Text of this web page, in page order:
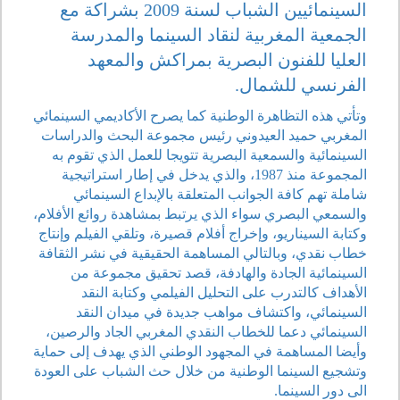
السينمائيين الشباب لسنة 2009 بشراكة مع
الجمعية المغربية لنقاد السينما والمدرسة
العليا للفنون البصرية بمراكش والمعهد
الفرنسي للشمال.
وتأتي هذه التظاهرة الوطنية كما يصرح الأكاديمي السينمائي
المغربي حميد العيدوني رئيس مجموعة البحث والدراسات
السينمائية والسمعية البصرية تتويجا للعمل الذي تقوم به
المجموعة منذ 1987، والذي يدخل في إطار استراتيجية
شاملة تهم كافة الجوانب المتعلقة بالإبداع السينمائي
والسمعي البصري سواء الذي يرتبط بمشاهدة روائع الأفلام،
وكتابة السيناريو، وإخراج أفلام قصيرة، وتلقي الفيلم وإنتاج
خطاب نقدي، وبالتالي المساهمة الحقيقية في نشر الثقافة
السينمائية الجادة والهادفة، قصد تحقيق مجموعة من
الأهداف كالتدرب على التحليل الفيلمي وكتابة النقد
السينمائي، واكتشاف مواهب جديدة في ميدان النقد
السينمائي دعما للخطاب النقدي المغربي الجاد والرصين،
وأيضا المساهمة في المجهود الوطني الذي يهدف إلى حماية
وتشجيع السينما الوطنية من خلال حث الشباب على العودة
الى دور السينما.